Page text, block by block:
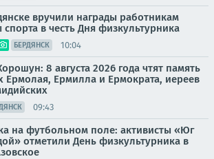
вручили награды работникам
в честь Дня физкультурника
БЕРДЯНСК 10:04
8 августа 2026 года чтят память
Ермолая, Ермилла и Ермократа, иереев
09:43
на футбольном поле: активисты «Юг
отметили День физкультурника в